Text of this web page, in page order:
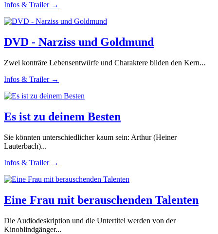
Infos & Trailer →
DVD - Narziss und Goldmund
Zwei konträre Lebensentwürfe und Charaktere bilden den Kern...
Infos & Trailer →
Es ist zu deinem Besten
Sie könnten unterschiedlicher kaum sein: Arthur (Heiner
Lauterbach)...
Infos & Trailer →
Eine Frau mit berauschenden Talenten
Die Audiodeskription und die Untertitel werden von der
Kinoblindgänger...